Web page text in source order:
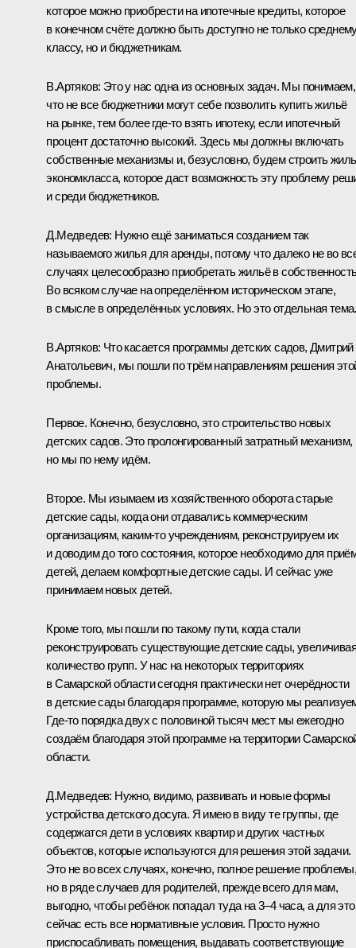
которое можно приобрести на ипотечные кредиты, которое
в конечном счёте должно быть доступно не только
классу, но и бюджетникам.
В.Артяков: Это у нас одна из основных задач. Мы понимаем,
что не все бюджетники могут себе позволить купить жильё
на рынке, тем более где‑то взять ипотеку, если ипотечный
процент достаточно высокий. Здесь мы должны включать
собственные механизмы и, безусловно, будем строить
экономкласса, которое даст возможность эту проблему
и среди бюджетников.
Д.Медведев: Нужно ещё заниматься созданием так
называемого жилья для аренды, потому что далеко не во
случаях целесообразно приобретать жильё в
Во всяком случае на определённом историческом этапе,
в смысле в определённых условиях. Но это отдельная тема.
В.Артяков: Что касается программы детских садов, Дмитрий
Анатольевич, мы пошли по трём направлениям решения
проблемы.
Первое. Конечно, безусловно, это строительство новых
детских садов. Это пролонгированный затратный механизм,
но мы по нему идём.
Второе. Мы изымаем из хозяйственного оборота старые
детские сады, когда они отдавались коммерческим
организациям, каким‑то учреждениям, реконструируем их
и доводим до того состояния, которое необходимо для
детей, делаем комфортные детские сады. И сейчас уже
принимаем новых детей.
Кроме того, мы пошли по такому пути, когда стали
реконструировать существующие детские сады, увеличивая
количество групп. У нас на некоторых территориях
в Самарской области сегодня практически нет очерёдности
в детские сады благодаря программе, которую мы
Где‑то порядка двух с половиной тысяч мест мы ежегодно
создаём благодаря этой программе на территории
области.
Д.Медведев: Нужно, видимо, развивать и новые формы
устройства детского досуга. Я имею в виду те группы, где
содержатся дети в условиях квартир и других частных
объектов, которые используются для решения этой задачи.
Это не во всех случаях, конечно, полное решение
но в ряде случаев для родителей, прежде всего для мам,
выгодно, чтобы ребёнок попадал туда на 3–4 часа, а для
сейчас есть все нормативные условия. Просто нужно
приспосабливать помещения, выдавать соответствующие